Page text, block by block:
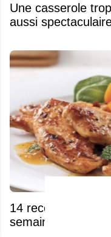
Une casserole
aussi
14 recettes
semaine!